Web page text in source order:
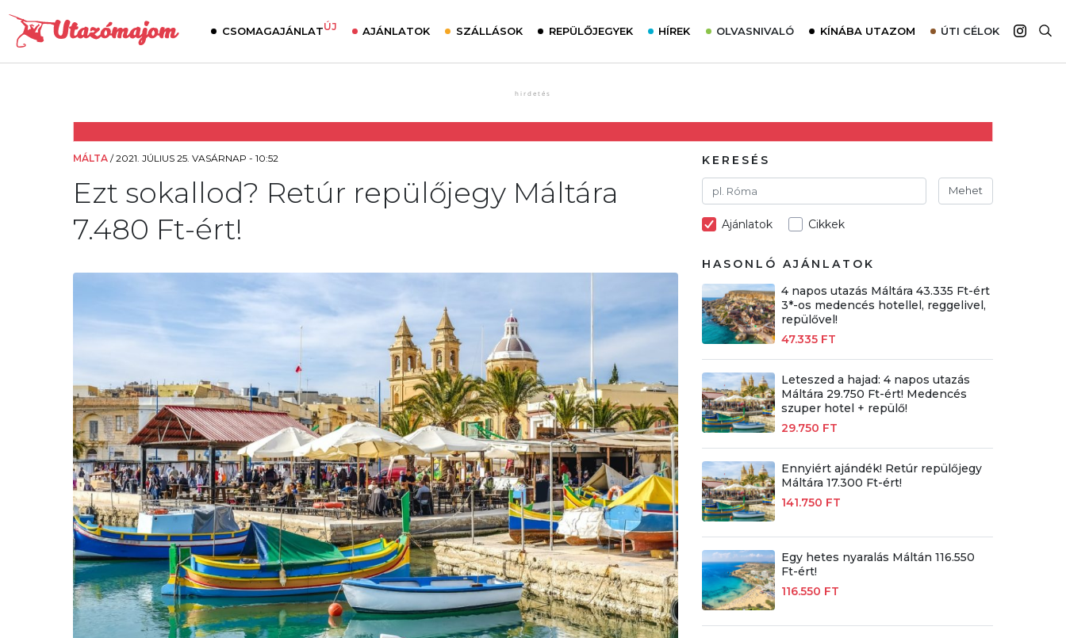
CSOMAGAJÁNLATÚJ AJÁNLATOK SZÁLLÁSOK REPÜLŐJEGYEK HÍREK OLVASNIVALÓ
Utazómajom – CitySIM kártya a világutazóknak
Élménybeszámolók
Szállodalátogatás
Sajtómegjelenések
KÍNÁBA UTAZOM ÚTI CÉLOK
Afrika
MÁLTA /2021. JÚLIUS 25. VASÁRNAP - 10:52
Ezt sokallod? Retúr repülőjegy Máltára
7.480 Ft-ért!
KERESÉS
Mehet
Ajánlatok Cikkek
HASONLÓ AJÁNLATOK
4 napos utazás Máltára 43.335 Ft-ért
3*-os medencés hotellel, reggelivel,
repülővel!
47.335 FT
Leteszed a hajad: 4 napos utazás
Máltára 29.750 Ft-ért! Medencés
szuper hotel + repülő!
29.750 FT
Ennyiért ajándék! Retúr repülőjegy
Máltára 17.300 Ft-ért!
141.750 FT
Egy hetes nyaralás Máltán 116.550
Ft-ért!
116.550 FT